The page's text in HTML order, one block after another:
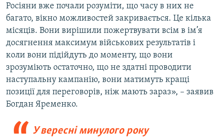
Росіяни вже почали розуміти, що часу в них не
багато, вікно можливостей закривається. Це кілька
місяців. Вони вирішили пожертвувати всім в ім’я
досягнення максимум військових результатів і
коли вони підійдуть до моменту, що вони
зрозуміють остаточно, що не здатні проводити
наступальну кампанію, вони матимуть кращі
позиції для переговорів, ніж мають зараз», – заявив
Богдан Яременко.
У вересні минулого року